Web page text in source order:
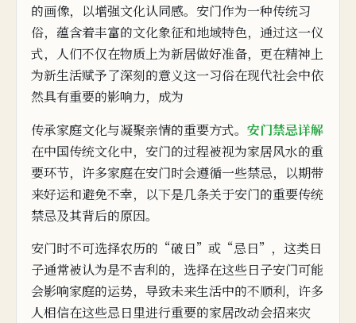
的画像，以增强文化认同感。安门作为一种传统习
俗， 蕴含着丰富的文化象征和地域特色，通过这一仪
式，人们不仅在物质 上为新居做好准备，更在精神上
为新生活赋予了深刻的意义这一习俗在现代社会中依
然具有重要的影响力， 成为
传承家庭文化与凝聚亲情的重要方式。 安门禁忌详解
在中国传统文化中，安门的过程被视为家居风水的重
要环节，许多家庭在安门时会遵循一些禁忌， 以期带
来好运和避免不幸，以下是几条关于安门的重要传统
禁忌及其背后的原因。
安门时不可选择农历的“破日”或“忌日”，这类日
子通常被认为是不吉利的，选择在这些日子安门可能
会影响家庭的运势，导致未来生活中的不顺利，许多
人相信在这些忌日里进行重要的家居改动会招来灾